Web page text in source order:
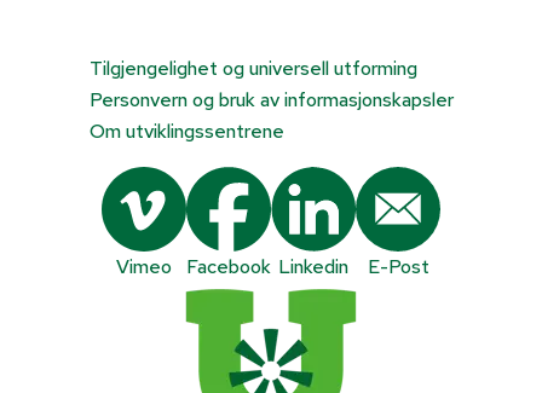
Tilgjengelighet og universell utforming
Personvern og bruk av informasjonskapsler
Om utviklingssentrene
Vimeo Facebook Linkedin E-Post